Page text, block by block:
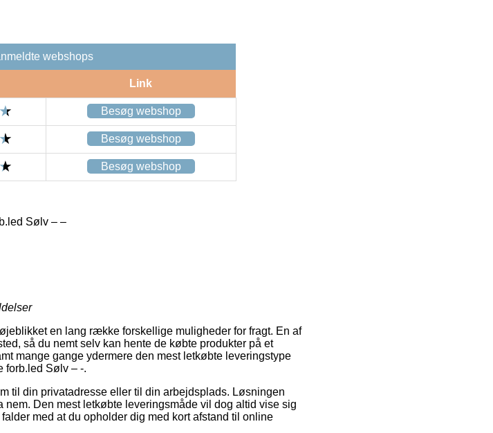
webshops
Link
Besøg webshop
Besøg webshop
Besøg webshop
Sølv – –
en lang række forskellige muligheder for fragt. En af
så du nemt selv kan hente de købte produkter på et
mange gange ydermere den mest letkøbte leveringstype
forb.led Sølv – -.
til din privatadresse eller til din arbejdsplads. Løsningen
nem. Den mest letkøbte leveringsmåde vil dog altid vise sig
med at du opholder dig med kort afstand til online